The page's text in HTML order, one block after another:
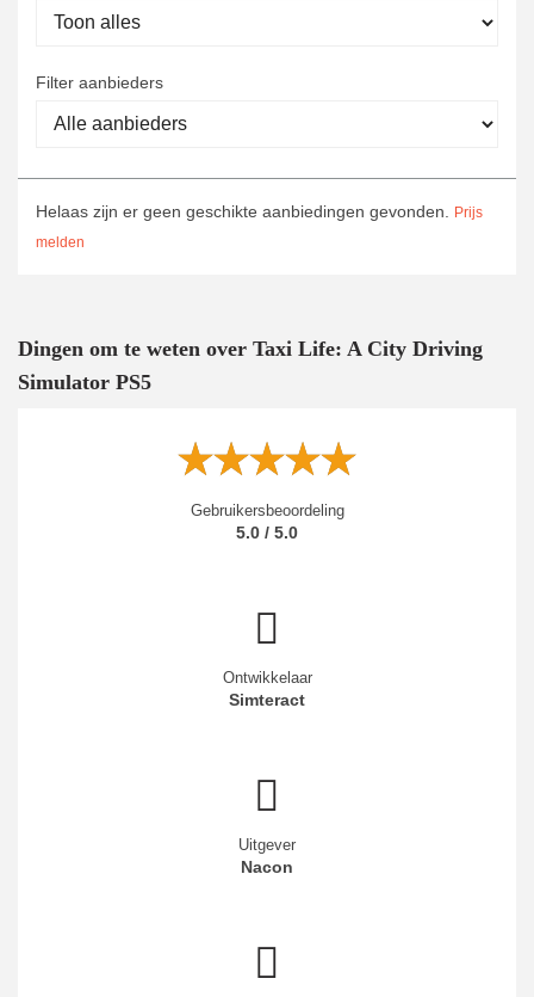
Filter aanbieders
Helaas zijn er geen geschikte aanbiedingen gevonden.
Prijs
melden
Dingen om te weten over Taxi Life: A City Driving
Simulator PS5
Gebruikersbeoordeling
5.0 / 5.0
Ontwikkelaar
Simteract
Uitgever
Nacon